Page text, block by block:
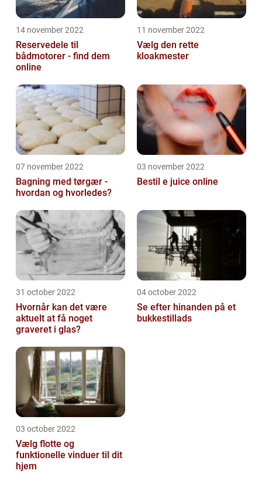
14 november 2022
Reservedele til
bådmotorer - find dem
online
11 november 2022
Vælg den rette
kloakmester
07 november 2022
Bagning med tørgær -
hvordan og hvorledes?
03 november 2022
Bestil e juice online
31 october 2022
Hvornår kan det være
aktuelt at få noget
graveret i glas?
04 october 2022
Se efter hinanden på et
bukkestillads
03 october 2022
Vælg flotte og
funktionelle vinduer til dit
hjem